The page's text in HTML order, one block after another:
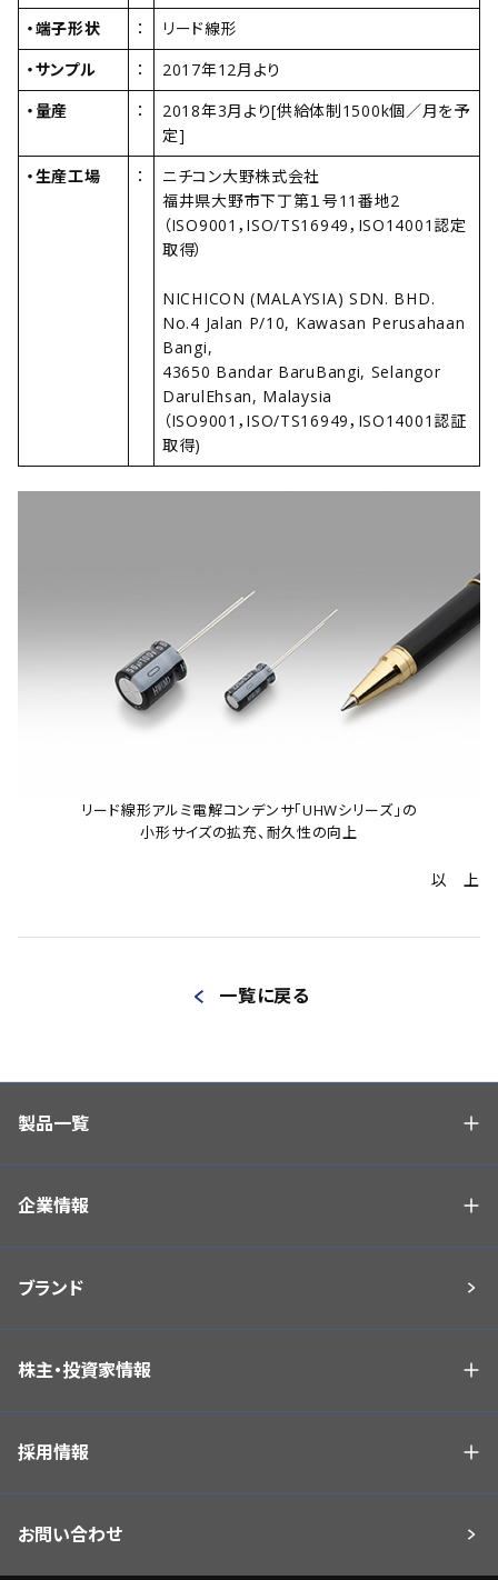
・端子形状
：
リード線形
・サンプル
：
2017年12月より
・量産
：
2018年3月より[供給体制1500k個／月を予
定]
・生産工場
：
ニチコン大野株式会社
福井県大野市下丁第１号11番地2
（ISO9001，ISO/TS16949，ISO14001認定
取得）
NICHICON (MALAYSIA) SDN. BHD.
No.4 Jalan P/10, Kawasan Perusahaan
Bangi,
43650 Bandar BaruBangi, Selangor
DarulEhsan, Malaysia
（ISO9001，ISO/TS16949，ISO14001認証
取得)
リード線形アルミ電解コンデンサ｢UHWシリーズ｣の
小形サイズの拡充、耐久性の向上
以 上
一覧に戻る
製品一覧
企業情報
ブランド
株主・投資家情報
採用情報
お問い合わせ